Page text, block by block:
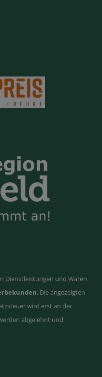
Dienstleistungen und Waren
. Die angezeigten
wird erst an der
abgelehnt und